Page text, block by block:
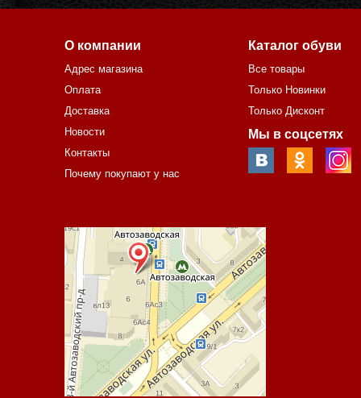
О компании
Адрес магазина
Оплата
Доставка
Новости
Контакты
Почему покупают у нас
Каталог обуви
Все товары
Только Новинки
Только Дисконт
Мы в соцсетях